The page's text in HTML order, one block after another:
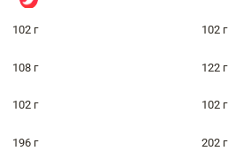
102 г 102 г
108 г 122 г
102 г 102 г
196 г 202 г